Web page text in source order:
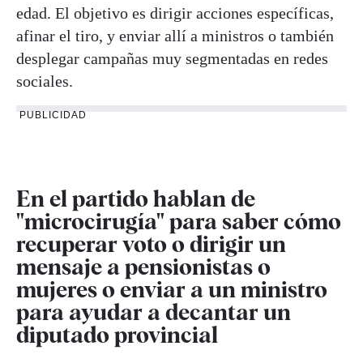
edad. El objetivo es dirigir acciones específicas,
afinar el tiro, y enviar allí a ministros o también
desplegar campañas muy segmentadas en redes
sociales.
PUBLICIDAD
En el partido hablan de
"microcirugía" para saber cómo
recuperar voto o dirigir un
mensaje a pensionistas o
mujeres o enviar a un ministro
para ayudar a decantar un
diputado provincial